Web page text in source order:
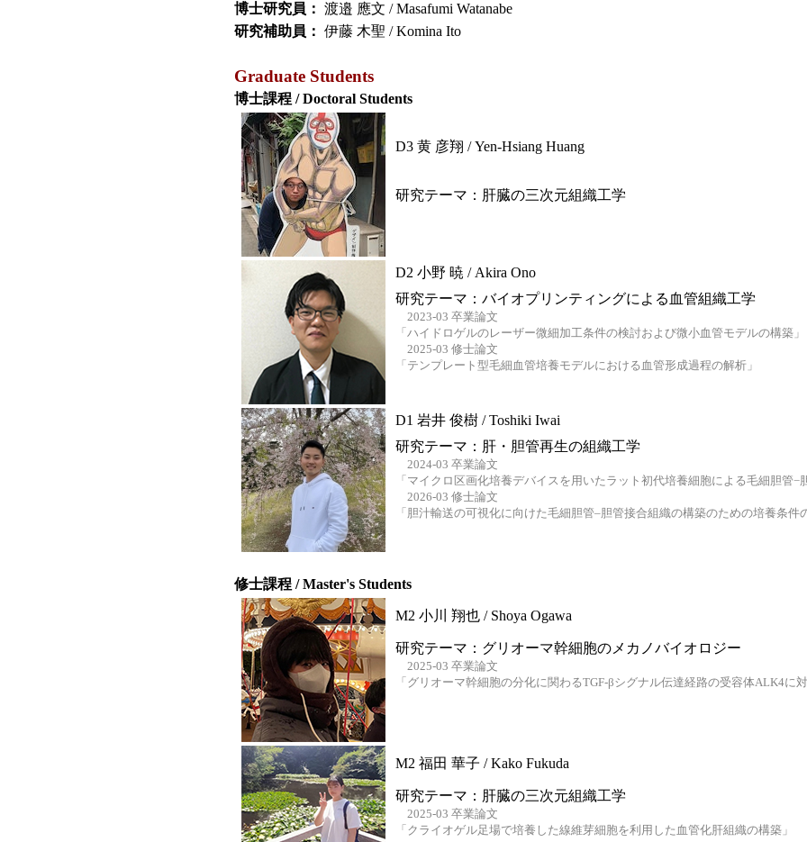
博士研究員： 渡邉 應文 / Masafumi Watanabe
研究補助員： 伊藤 木聖 / Komina Ito
Graduate Students
博士課程 / Doctoral Students
D3 黄 彦翔 / Yen-Hsiang Huang
研究テーマ：肝臓の三次元組織工学
D2 小野 暁 / Akira Ono
研究テーマ：バイオプリンティングによる血管組織工学
2023-03 卒業論文
「ハイドロゲルのレーザー微細加工条件の検討および微小血管モデルの構築」
2025-03 修士論文
「テンプレート型毛細血管培養モデルにおける血管形成過程の解析」
D1 岩井 俊樹 / Toshiki Iwai
研究テーマ：肝・胆管再生の組織工学
2024-03 卒業論文
「マイクロ区画化培養デバイスを用いたラット初代培養細胞による毛細胆管−
2026-03 修士論文
「胆汁輸送の可視化に向けた毛細胆管–胆管接合組織の構築のための培養条件
修士課程 / Master's Students
M2 小川 翔也 / Shoya Ogawa
研究テーマ：グリオーマ幹細胞のメカノバイオロジー
2025-03 卒業論文
「グリオーマ幹細胞の分化に関わるTGF-βシグナル伝達経路の受容体ALK4に
M2 福田 華子 / Kako Fukuda
研究テーマ：肝臓の三次元組織工学
2025-03 卒業論文
「クライオゲル足場で培養した線維芽細胞を利用した血管化肝組織の構築」